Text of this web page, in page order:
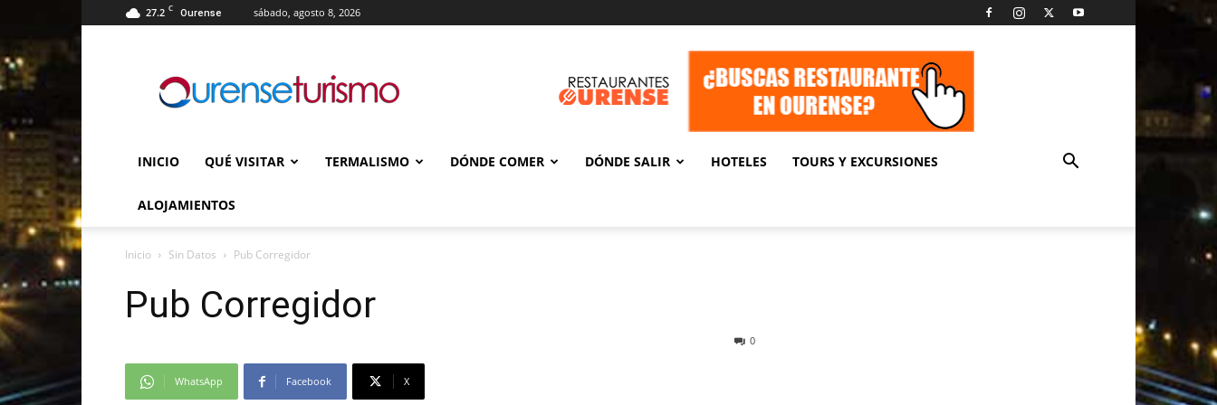
27.2 C Ourense sábado, agosto 8, 2026
Turismo
INICIO QUÉ VISITAR TERMALISMO DÓNDE COMER DÓNDE SALIR HOTELES TOURS Y EXCURSIONES
ALOJAMIENTOS
Inicio Sin Datos Pub Corregidor
Pub Corregidor
0
WhatsApp Facebook X